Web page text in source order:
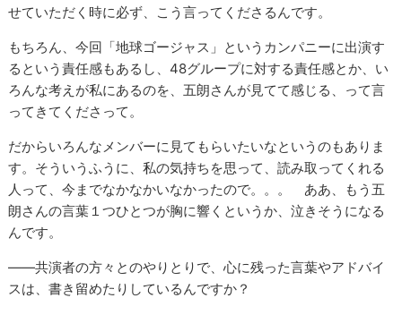
せていただく時に必ず、こう言ってくださるんです。
もちろん、今回「地球ゴージャス」というカンパニーに出演す
るという責任感もあるし、48グループに対する責任感とか、い
ろんな考えが私にあるのを、五朗さんが見てて感じる、って言
ってきてくださって。
だからいろんなメンバーに見てもらいたいなというのもありま
す。そういうふうに、私の気持ちを思って、読み取ってくれる
人って、今までなかなかいなかったので。。。 ああ、もう五
朗さんの言葉１つひとつが胸に響くというか、泣きそうになる
んです。
――共演者の方々とのやりとりで、心に残った言葉やアドバイ
スは、書き留めたりしているんですか？